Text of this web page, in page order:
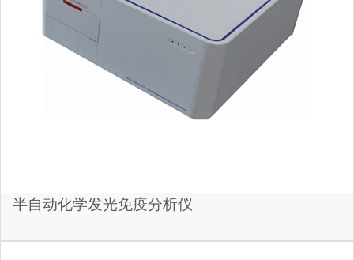
半自动化学发光免疫分析仪